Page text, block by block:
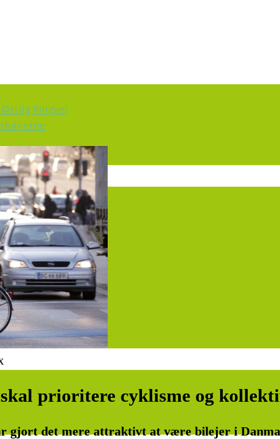
Ringvej
prioritere cyklisme og
gjort det mere attraktivt at være bilejer i